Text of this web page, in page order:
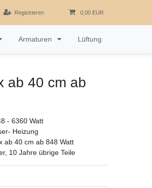
Registrieren 0,00 EUR
Armaturen Lüftung
ab 40 cm ab
- 6360 Watt
Heizung
ab 40 cm ab 848 Watt
10 Jahre übrige Teile